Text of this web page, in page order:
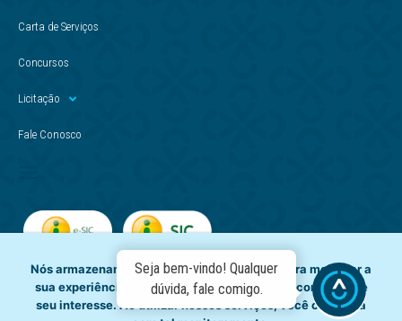
Carta de Serviços
Concursos
Licitação
Fale Conosco
Nós armazenamos dados temporariamente para melhorar a
sua experiência de navegação e recomendar conteúdo de
seu interesse. Ao utilizar nossos serviços, você concorda
Seja bem-vindo! Qualquer
dúvida, fale comigo.